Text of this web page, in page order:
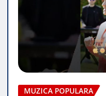
MUZICA POPULARA